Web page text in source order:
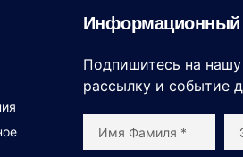
Информационный
Подпишитесь на
рассылку и событие